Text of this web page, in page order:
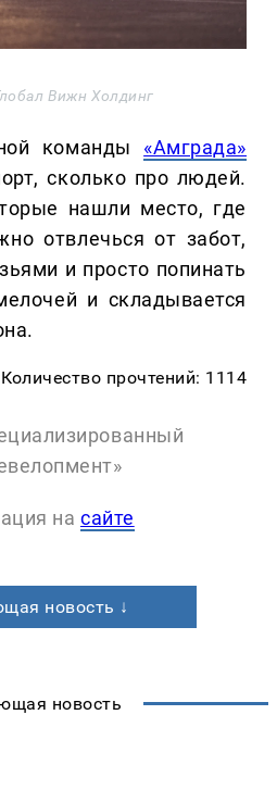
Вижн Холдинг
команды «Амграда»
сколько про людей.
нашли место, где
отвлечься от забот,
и просто попинать
и складывается
Количество прочтений: 1114
на сайте
новость ↓
новость